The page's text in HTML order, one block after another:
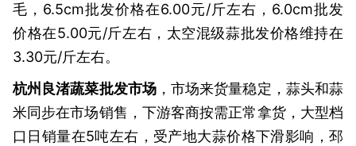
毛，6.5cm批发价格在6.00元/斤左右，6.0cm批发
价格在5.00元/斤左右，太空混级蒜批发价格维持在
3.30元/斤左右。
杭州良渚蔬菜批发市场，市场来货量稳定，蒜头和蒜
米同步在市场销售，下游客商按需正常拿货，大型档
口日销量在5吨左右，受产地大蒜价格下滑影响，邳